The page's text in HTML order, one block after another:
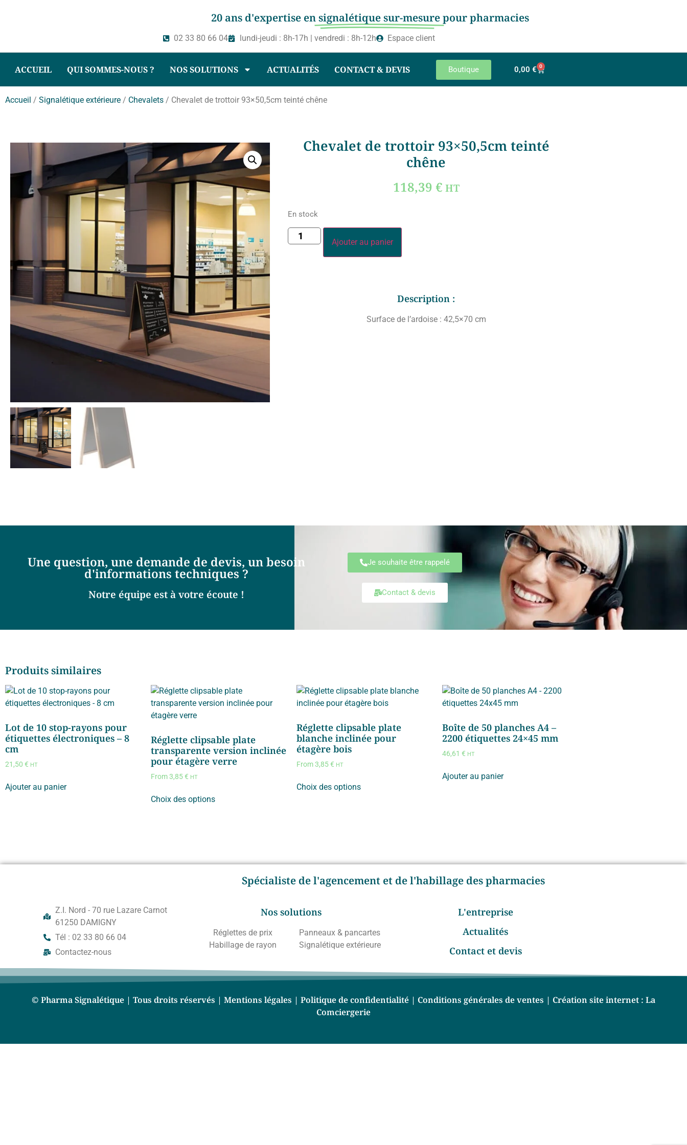
20 ans d'expertise ensignalétique sur-mesurepour pharmacies
02 33 80 66 04 lundi-jeudi : 8h-17h | vendredi : 8h-12h Espace client
ACCUEIL QUI SOMMES-NOUS ? NOS SOLUTIONS ACTUALITÉS CONTACT & DEVIS Boutique 0,00 € 0
Accueil / Signalétique extérieure / Chevalets / Chevalet de trottoir 93×50,5cm teinté chêne
Chevalet de trottoir 93×50,5cm teinté
chêne
118,39 € HT
En stock
Ajouter au panier
Description :
Surface de l’ardoise : 42,5×70 cm
Une question, une demande de devis, un besoin
d'informations techniques ?
Notre équipe est à votre écoute !
Je souhaite être rappelé
Contact & devis
Produits similaires
Lot de 10 stop-rayons pour
étiquettes électroniques – 8
cm
21,50 € HT
Ajouter au panier
Réglette clipsable plate
transparente version inclinée
pour étagère verre
From3,85€ HT
Choix des options
Réglette clipsable plate
blanche inclinée pour
étagère bois
From3,85€ HT
Choix des options
Boîte de 50 planches A4 –
2200 étiquettes 24×45 mm
46,61 € HT
Ajouter au panier
Spécialiste de l'agencement et de l'habillage des pharmacies
Z.I. Nord - 70 rue Lazare Carnot
61250 DAMIGNY
Tél : 02 33 80 66 04
Contactez-nous
Nos solutions
Réglettes de prix
Habillage de rayon
Panneaux & pancartes
Signalétique extérieure
L'entreprise
Actualités
Contact et devis
© Pharma Signalétique | Tous droits réservés | Mentions légales | Politique de confidentialité | Conditions générales de ventes | Création site internet : La
Comciergerie